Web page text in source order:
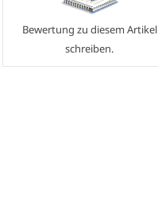
Bewertung zu diesem Artikel
schreiben.